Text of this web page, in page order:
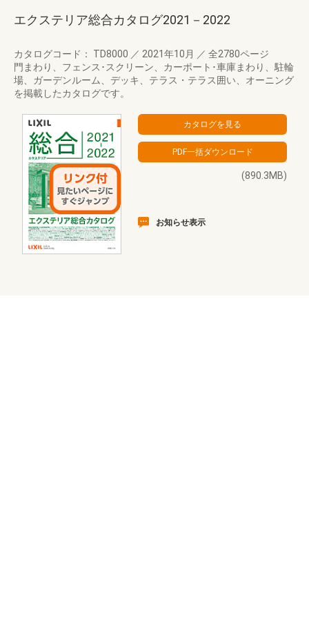
エクステリア総合カタログ2021－2022
カタログコード： TD8000 ／ 2021年10月 ／ 全2780ページ
門まわり、フェンス･スクリーン、カーポート･車庫まわり、駐輪
場、ガーデンルーム、デッキ、テラス・テラス囲い、オーニング
を掲載したカタログです。
(890.3MB)
お知らせ表示